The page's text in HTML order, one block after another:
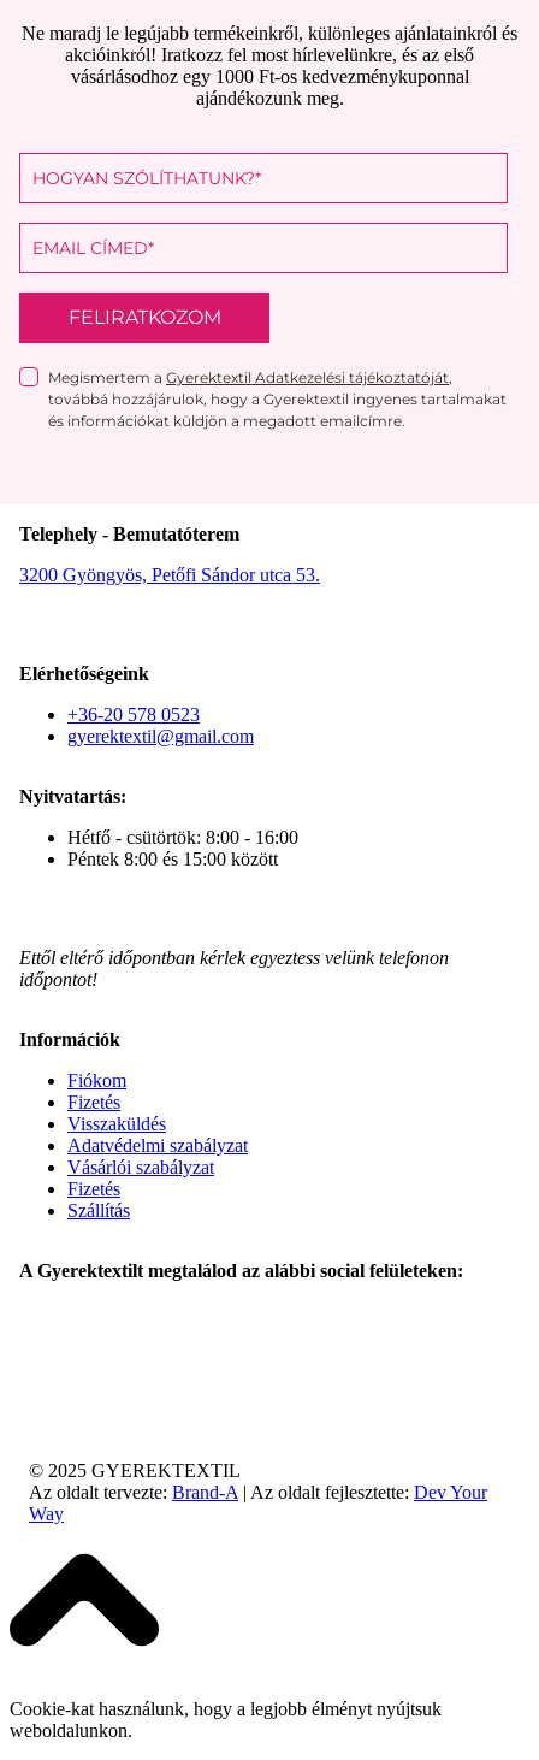
Ne maradj le legújabb termékeinkről, különleges ajánlatainkról és
akcióinkról! Iratkozz fel most hírlevelünkre, és az első
vásárlásodhoz egy 1000 Ft-os kedvezménykuponnal
ajándékozunk meg.
FELIRATKOZOM
Megismertem a Gyerektextil Adatkezelési tájékoztatóját,
továbbá hozzájárulok, hogy a Gyerektextil ingyenes tartalmakat
és információkat küldjön a megadott emailcímre.
Telephely - Bemutatóterem
3200 Gyöngyös, Petőfi Sándor utca 53.
Elérhetőségeink
+36-20 578 0523
gyerektextil@gmail.com
Nyitvatartás:
Hétfő - csütörtök: 8:00 - 16:00
Péntek 8:00 és 15:00 között
Ettől eltérő időpontban kérlek egyeztess velünk telefonon
időpontot!
Információk
Fiókom
Fizetés
Visszaküldés
Adatvédelmi szabályzat
Vásárlói szabályzat
Fizetés
Szállítás
A Gyerektextilt megtalálod az alábbi social felületeken:
© 2025 GYEREKTEXTIL
Az oldalt tervezte: Brand-A | Az oldalt fejlesztette: Dev Your
Way
Cookie-kat használunk, hogy a legjobb élményt nyújtsuk
weboldalunkon.